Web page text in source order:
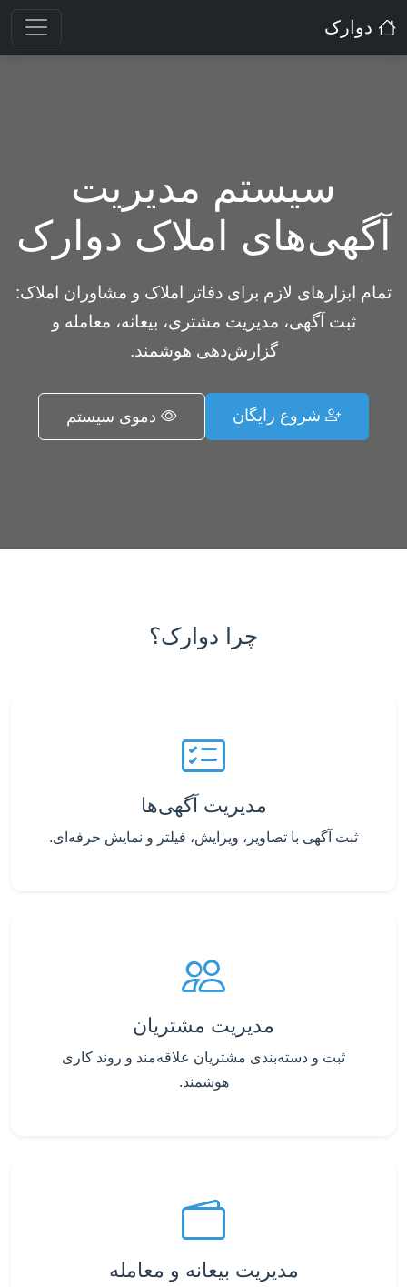
دوارک
سیستم مدیریت
آگهی‌های املاک دوارک
تمام ابزارهای لازم برای دفاتر املاک و مشاوران املاک:
ثبت آگهی، مدیریت مشتری، بیعانه، معامله و
گزارش‌دهی هوشمند.
شروع رایگان دموی سیستم
چرا دوارک؟
مدیریت آگهی‌ها
ثبت آگهی با تصاویر، ویرایش، فیلتر و نمایش حرفه‌ای.
مدیریت مشتریان
ثبت و دسته‌بندی مشتریان علاقه‌مند و روند کاری
هوشمند.
مدیریت بیعانه و معامله